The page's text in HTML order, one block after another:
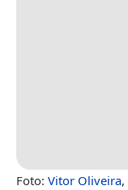
Foto: Vitor Oliveira,